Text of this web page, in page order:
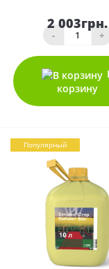
2 003грн.
- +
корзину
Популярный